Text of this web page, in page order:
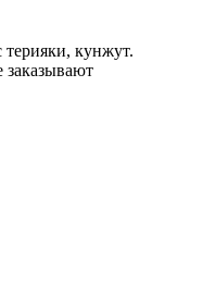
кунжут.